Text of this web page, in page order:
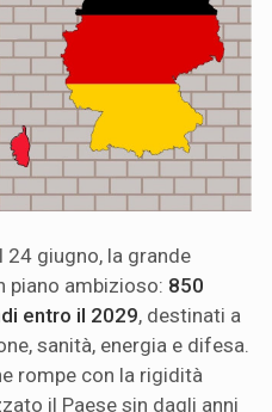
24 giugno, la grande
piano ambizioso: 850
entro il 2029, destinati a
sanità, energia e difesa.
rompe con la rigidità
il Paese sin dagli anni